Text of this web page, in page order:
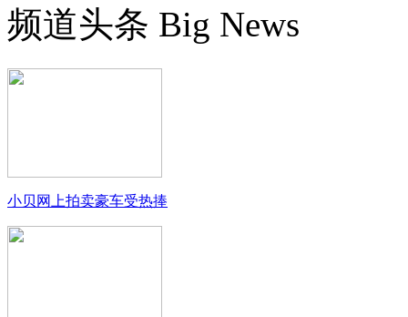
频道头条 Big News
小贝网上拍卖豪车受热捧